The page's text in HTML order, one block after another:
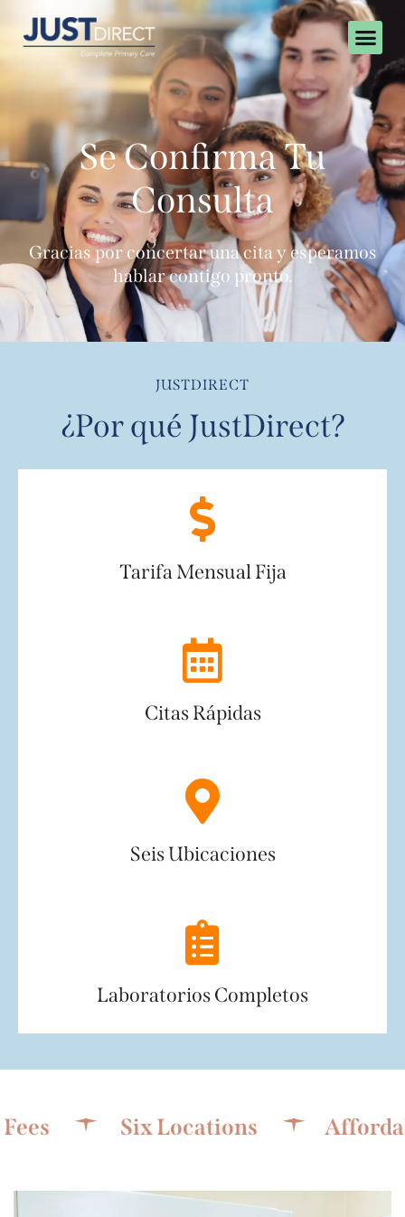
Se Confirma Tu
Consulta
Gracias por concertar una cita y esperamos
hablar contigo pronto.
JUSTDIRECT
¿Por qué JustDirect?
Tarifa Mensual Fija
Citas Rápidas
Seis Ubicaciones
Laboratorios Completos
Six Locations